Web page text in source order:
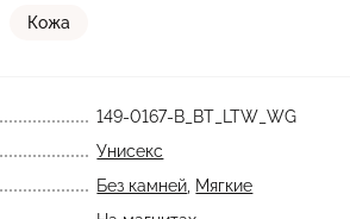
Кожа
149-0167-B_BT_LTW_WG
Унисекс
Без камней Мягкие